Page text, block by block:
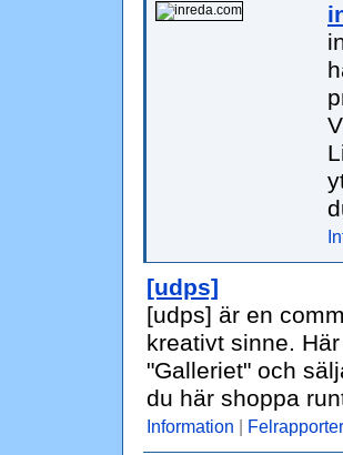
[udps]
[udps] är en
kreativt sinne.
"Galleriet" och
du här shoppa
Information |